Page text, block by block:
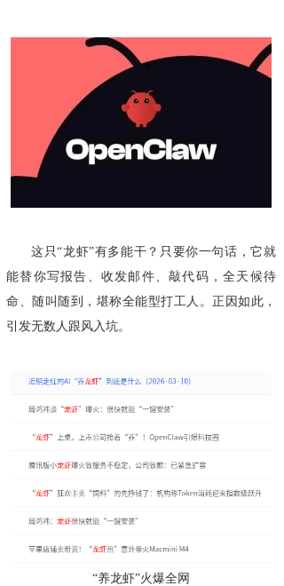
这只“龙虾”有多能干？只要你一句话，它就
能替你写报告、收发邮件、敲代码，全天候待
命、随叫随到，堪称全能型打工人。正因如此，
引发无数人跟风入坑。
“养龙虾”火爆全网